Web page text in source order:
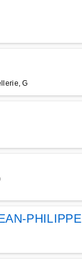
G
PHILIPPE